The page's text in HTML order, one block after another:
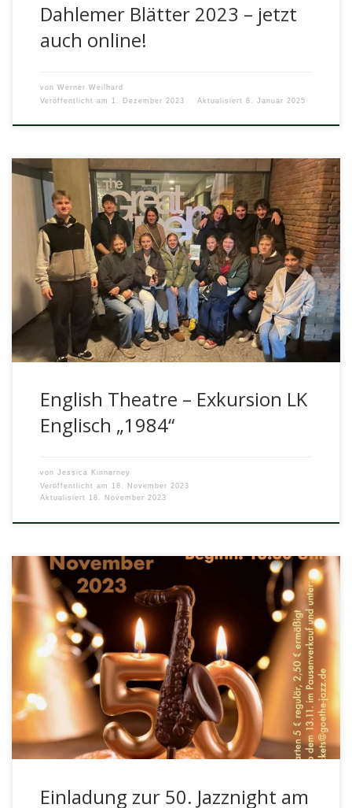
Dahlemer Blätter 2023 – jetzt
auch online!
von Werner Weilhard
Veröffentlicht am
1. Dezember 2023 Aktualisiert 8. Januar 2025
Big Brother is watching you!“, sind die wohl bekanntesten
Worte aus George Owells Roman 1984. In seinem
dystopischen Roman beschreibt […]
English Theatre – Exkursion LK
Englisch „1984“
von Jessica Kinnarney
Veröffentlicht am
18. November 2023
Aktualisiert
18. November 2023
Unsere Jazz-Partnerschule, das Wilmersdorfer Goethe-
Gymnasium, lädt ein zu einem besondern Jubiläum. Bei
allen vorangegangenen 49 Jazznights ist die United Big […]
Einladung zur 50. Jazznight am